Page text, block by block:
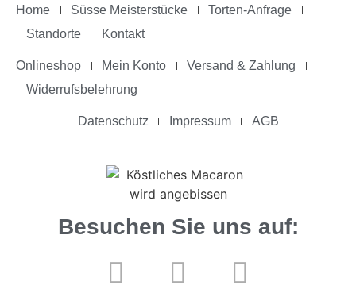
Home Süsse Meisterstücke
Torten-Anfrage
Standorte
Kontakt
Onlineshop Mein Konto
Versand & Zahlung
Widerrufsbelehrung
Datenschutz Impressum AGB
Besuchen Sie uns auf: